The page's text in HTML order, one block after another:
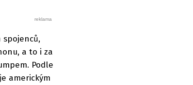
a to i za
Podle
americkým